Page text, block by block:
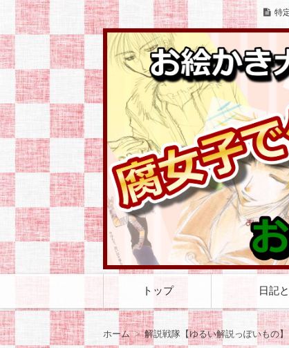
特
お絵かき大好き
お絵かきとゲームをこよなく愛する
ン
ツ
へ
トップ 日記
観察日記
ラノベやコミッ
ゲームのプレイ
オカンと乳がん
気になったもの
ぽっちゃりファ
お知らせ
ホーム
解説戦隊【ゆるい解説っぽいもの】